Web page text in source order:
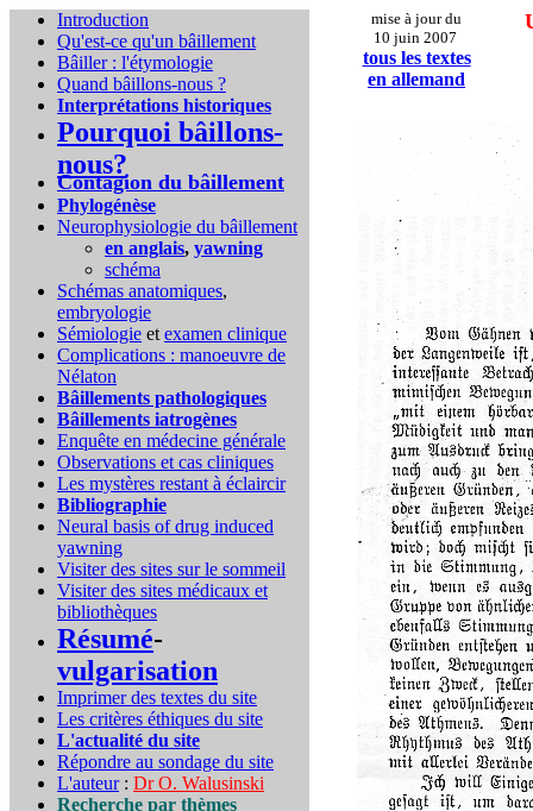
Introduction
Qu'est-ce qu'un bâillement
Bâiller : l'étymologie
Quand bâillons-nous ?
Interprétations historiques
Pourquoi bâillons-
nous?
Contagion du bâillement
Phylogénèse
Neurophysiologie du bâillement
en anglais, yawning
schéma
Schémas anatomiques,
embryologie
Sémiologie et examen clinique
Complications : manoeuvre de
Nélaton
Bâillements pathologiques
Bâillements iatrogènes
Enquête en médecine générale
Observations et cas cliniques
Les mystères restant à éclaircir
Bibliographie
Neural basis of drug induced
yawning
Visiter des sites sur le sommeil
Visiter des sites médicaux et
bibliothèques
Résumé-
vulgarisation
Imprimer des textes du site
Les critères éthiques du site
L'actualité du site
Répondre au sondage du site
L'auteur: Dr O. Walusinski
Recherche par thèmes
mise à jour du
10 juin 2007
tous les textes
en allemand